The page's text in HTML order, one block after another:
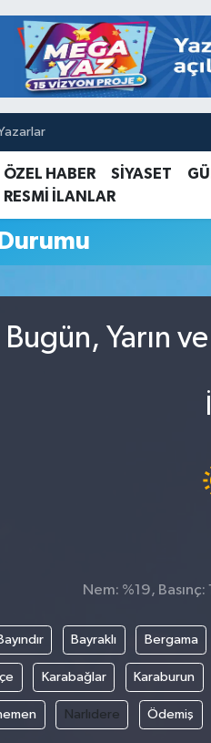
ÖZEL HABER SİYASET
RESMİ İLANLAR
Yarın
Nem: %19,
Bayraklı Bergama
Karabağlar Karaburun
Narlıdere Ödemiş